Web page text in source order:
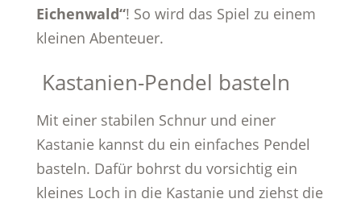
Eichenwald“! So wird das Spiel zu einem
kleinen Abenteuer.
Kastanien-Pendel basteln
Mit einer stabilen Schnur und einer
Kastanie kannst du ein einfaches Pendel
basteln. Dafür bohrst du vorsichtig ein
kleines Loch in die Kastanie und ziehst die